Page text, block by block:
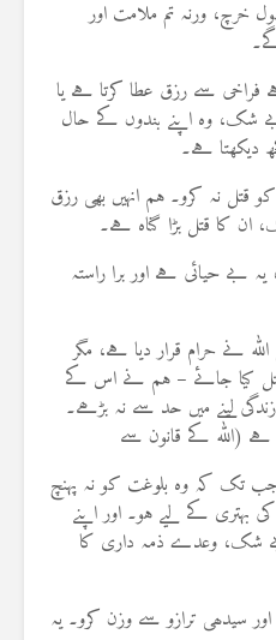
خرچ، ورنہ تم ملامت اور
سے رزق عطا کرتا ہے یا
شک، وہ اپنے بندوں کے حال
ہے۔
نہ کرو۔ ہم انہیں بھی رزق
ان کا قتل بڑا گناہ ہے۔
حیائی ہے اور برا راستہ
نے حرام قرار دیا ہے، مگر
کیا جائے – ہم نے اس کے
لینے میں حد سے نہ بڑھے۔
(اللہ کے قانون سے
تک کہ وہ بلوغت کو نہ پہنچ
کے لیے ہو۔ اور اپنے
شک، وعدے ذمہ داری کا
سیدھی ترازو سے وزن کرو۔ یہ